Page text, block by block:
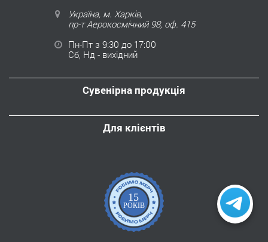
Україна, м. Харків,
пр-т Аерокосмічний 98, оф. 415
Пн-Пт з 9:30 до 17:00
Сб, Нд - вихідний
Сувенірна продукція
Для клієнтів
15
РОКІВ